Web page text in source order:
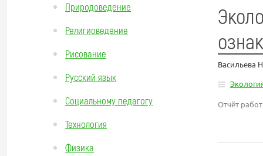
Природоведение
Религиоведение
Рисование
Русский язык
Социальному педагогу
Технология
Физика
Васильева
Отчёт